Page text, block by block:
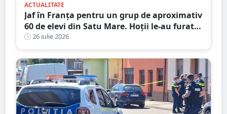
ACTUALITATE
Jaf în Franța pentru un grup de aproximativ
60 de elevi din Satu Mare. Hoții le-au furat
bagajele, actele și banii după ce autocarul a
fost lăsat nesupravegheat
26 iulie 2026